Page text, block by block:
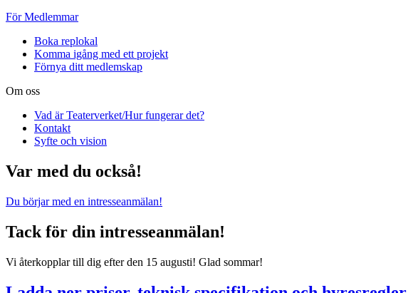
För Medlemmar
Boka replokal
Komma igång med ett projekt
Förnya ditt medlemskap
Om oss
Vad är Teaterverket/Hur fungerar det?
Kontakt
Syfte och vision
Var med du också!
Du börjar med en intresseanmälan!
Tack för din intresseanmälan!
Vi återkopplar till dig efter den 15 augusti! Glad sommar!